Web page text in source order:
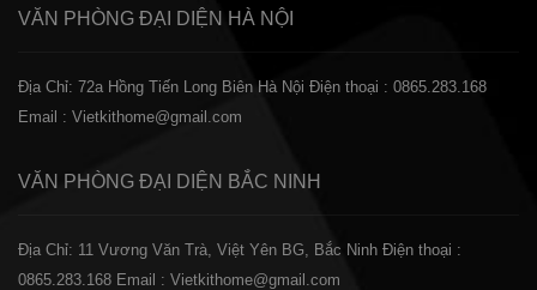
VĂN PHÒNG ĐẠI DIỆN HÀ NỘI
Địa Chỉ: 72a Hồng Tiến Long Biên Hà Nội Điện thoại : 0865.283.168
Email : Vietkithome@gmail.com
VĂN PHÒNG ĐẠI DIỆN BẮC NINH
Địa Chỉ: 11 Vương Văn Trà, Việt Yên BG, Bắc Ninh Điện thoại :
0865.283.168 Email : Vietkithome@gmail.com